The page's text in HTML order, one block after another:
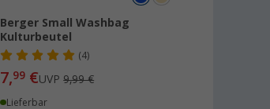
Berger Small Washbag
Kulturbeutel
(4)
7,99 €UVP9,99 €
Lieferbar